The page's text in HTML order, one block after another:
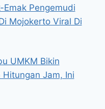
Pengemudi
Mojokerto Viral Di
UMKM Bikin
Jam, Ini